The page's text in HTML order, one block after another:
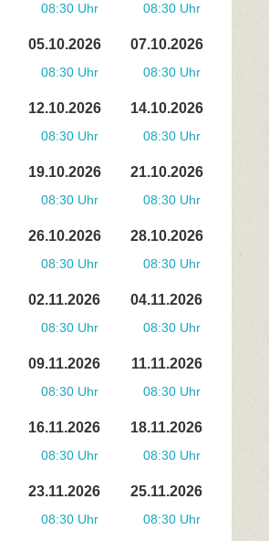
08:30 Uhr 08:30 Uhr
05.10.2026
08:30 Uhr
07.10.2026
08:30 Uhr
12.10.2026
08:30 Uhr
14.10.2026
08:30 Uhr
19.10.2026
08:30 Uhr
21.10.2026
08:30 Uhr
26.10.2026
08:30 Uhr
28.10.2026
08:30 Uhr
02.11.2026
08:30 Uhr
04.11.2026
08:30 Uhr
09.11.2026
08:30 Uhr
11.11.2026
08:30 Uhr
16.11.2026
08:30 Uhr
18.11.2026
08:30 Uhr
23.11.2026
08:30 Uhr
25.11.2026
08:30 Uhr